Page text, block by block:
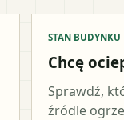
STAN BUDYNKU
Chcę
Sprawdź,
źródle